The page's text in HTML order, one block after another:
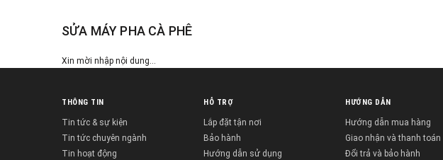
SỬA MÁY PHA CÀ PHÊ
Xin mời nhập nội dung...
THÔNG TIN
Tin tức & sự kiện
Tin tức chuyên ngành
Tin hoạt động
HỖ TRỢ
Lắp đặt tận nơi
Bảo hành
Hướng dẫn sử dụng
HƯỚNG DẪN
Hướng dẫn mua hàng
Giao nhận và thanh toán
Đổi trả và bảo hành